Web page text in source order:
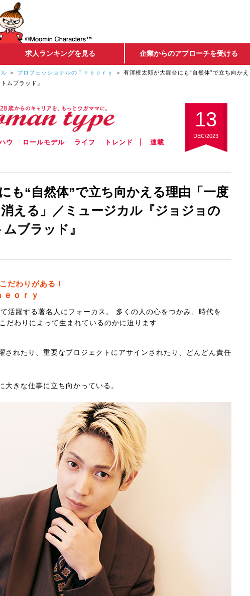
求人ランキングを見る 企業からのアプローチを受ける
プロフェッショナルのＴｈｅｏｒｙ
有澤樟太郎が大舞台にも“自然体”で立ち向か
ムブラッド』
ウ ロールモデル ライフ トレンド 連載
13
DEC/2023
も“自然体”で立ち向かえる理由「一度
える」／ミュージカル『ジョジョの
ブラッド』
だわりがある！
ｏｒｙ
活躍する著名人にフォーカス。 多くの人の心をつかみ、時代を
だわりによって生まれているのかに迫ります
されたり、重要なプロジェクトにアサインされたり、どんどん責任
きな仕事に立ち向かっている。